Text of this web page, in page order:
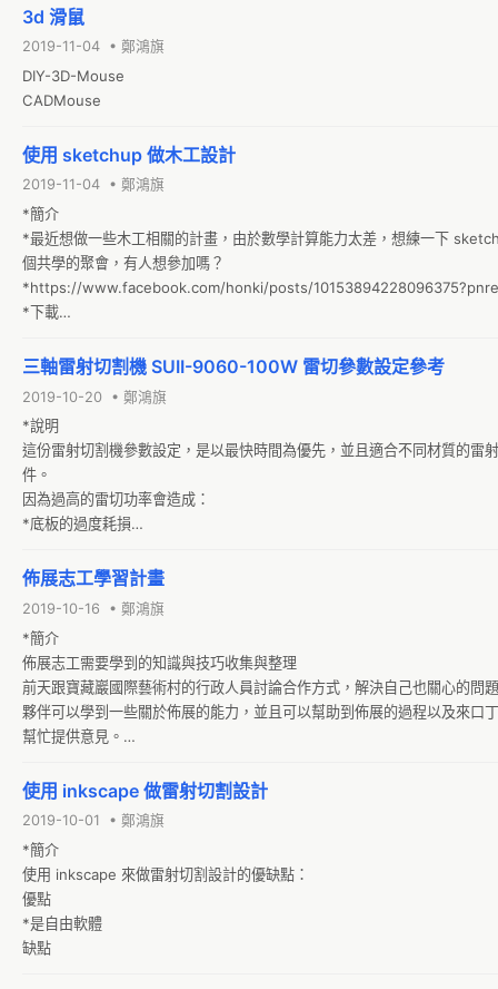
3d 滑鼠
2019-11-04 • 鄭鴻旗
DIY-3D-Mouse
CADMouse
使用 sketchup 做木工設計
2019-11-04 • 鄭鴻旗
*簡介
*最近想做一些木工相關的計畫，由於數學計算能力太差，想練一下
個共學的聚會，有人想參加嗎？
*https://www.facebook.com/honki/posts/
*下載
三軸雷射切割機 SUII-9060-100W 雷切參數設定參考
2019-10-20 • 鄭鴻旗
*說明
這份雷射切割機參數設定，是以最快時間為優先，並且適合不同材質的雷
件。
因為過高的雷切功率會造成：
*底板的過度耗損
佈展志工學習計畫
2019-10-16 • 鄭鴻旗
*簡介
佈展志工需要學到的知識與技巧收集與整理
前天跟寶藏巖國際藝術村的行政人員討論合作方式，解決自己也關心的問
夥伴可以學到一些關於佈展的能力，並且可以幫助到佈展的過程以及來口
幫忙提供意見。
*參考資料
使用 inkscape 做雷射切割設計
2019-10-01 • 鄭鴻旗
*簡介
使用 inkscape 來做雷射切割設計的優缺點：
優點
*是自由軟體
缺點